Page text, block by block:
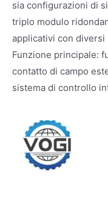
sia configurazioni di
triplo modulo
applicativi con
Funzione principale:
contatto di campo
sistema di controllo